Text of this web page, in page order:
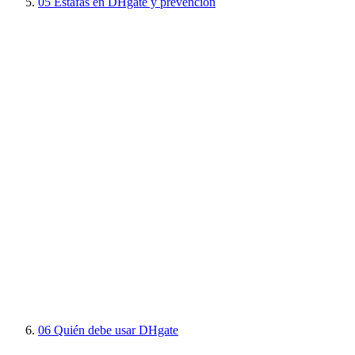
06 Quién debe usar DHgate